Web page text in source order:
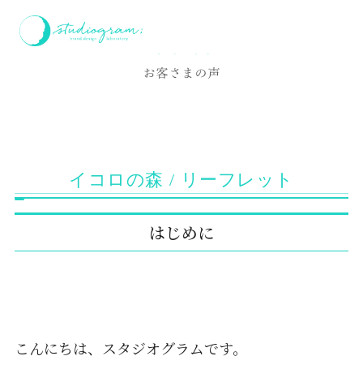
ホーム お客様の声
Voice
お客さまの声
イコロの森 / リーフレット
はじめに
こんにちは、スタジオグラムです。